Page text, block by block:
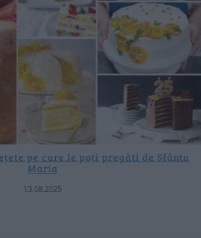
pe care le poți pregăti de Sfânta
Maria
13.08.2025